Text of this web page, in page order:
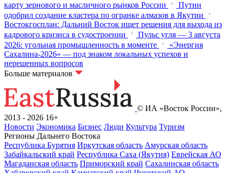
карту зернового и масличного рынков России
Путин
одобрил создание кластера по огранке алмазов в Якутии
Востокгосплан: Дальний Восток ищет решения для выхода из
кадрового кризиса в судостроении
Пульс угля — 3 августа
2026: угольная промышленность в моменте
«Энергия
Сахалина-2026» — под знаком локальных успехов и
нерешенных вопросов
Больше материалов
© ИА «Восток России»,
2013 - 2026 16+
Новости Экономика Бизнес Люди Культура Туризм
Регионы Дальнего Востока
Республика Бурятия Иркутская область Амурская область
Забайкальский край Республика Саха (Якутия) Еврейская АО
Магаданская область Приморский край Сахалинская область